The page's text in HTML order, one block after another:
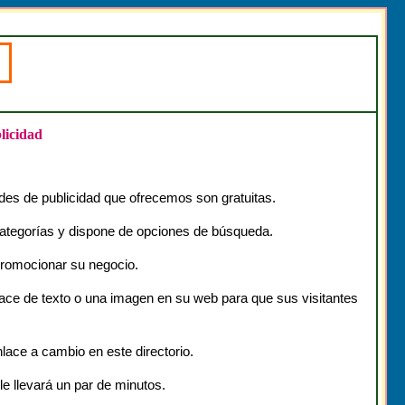
de publicidad que ofrecemos son gratuitas.
y dispone de opciones de búsqueda.
su negocio.
de texto o una imagen en su web para que sus visitantes
a cambio en este directorio.
llevará un par de minutos.